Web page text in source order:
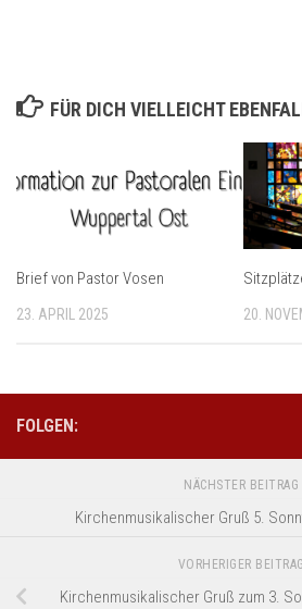
FÜR DICH VIELLEICHT
Brief von Pastor Vosen
23. APRIL 2025 20.
FOLGEN:
NÄCHSTER BEITRAG
Kirchenmusikalischer Gruß 5.
VORHERIGER BEITRAG
Kirchenmusikalischer Gruß zum 3.